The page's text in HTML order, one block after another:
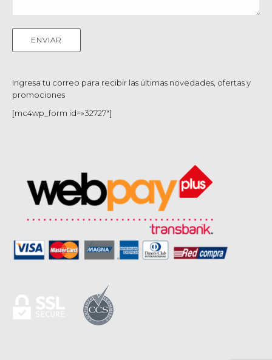
Ingresa tu correo para recibir las últimas novedades, ofertas y
promociones
[mc4wp_form id=»32727″]